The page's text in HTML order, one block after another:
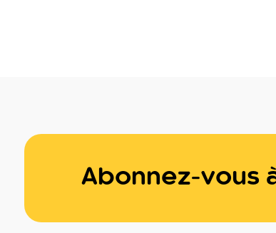
Abonnez-vous